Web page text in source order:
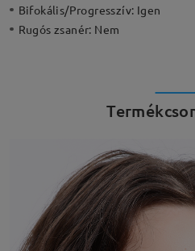
Bifokális/Progresszív: Igen
Rugós zsanér: Nem